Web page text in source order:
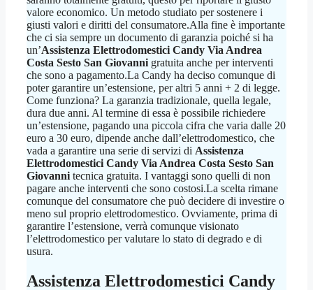
valore economico. Un metodo studiato per sostenere i
giusti valori e diritti del consumatore.Alla fine è importante
che ci sia sempre un documento di garanzia poiché si ha
un’Assistenza Elettrodomestici Candy Via Andrea
Costa Sesto San Giovanni gratuita anche per interventi
che sono a pagamento.La Candy ha deciso comunque di
poter garantire un’estensione, per altri 5 anni + 2 di legge.
Come funziona? La garanzia tradizionale, quella legale,
dura due anni. Al termine di essa è possibile richiedere
un’estensione, pagando una piccola cifra che varia dalle 20
euro a 30 euro, dipende anche dall’elettrodomestico, che
vada a garantire una serie di servizi di Assistenza
Elettrodomestici Candy Via Andrea Costa Sesto San
Giovanni tecnica gratuita. I vantaggi sono quelli di non
pagare anche interventi che sono costosi.La scelta rimane
comunque del consumatore che può decidere di investire o
meno sul proprio elettrodomestico. Ovviamente, prima di
garantire l’estensione, verrà comunque visionato
l’elettrodomestico per valutare lo stato di degrado e di
usura.
Assistenza Elettrodomestici Candy